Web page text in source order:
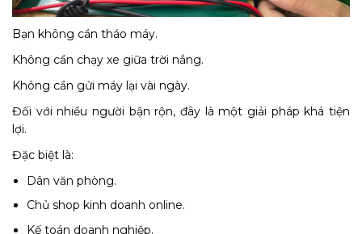
Bạn không cần tháo máy.
Không cần chạy xe giữa trời nắng.
Không cần gửi máy lại vài ngày.
Đối với nhiều người bận rộn, đây là một giải pháp khá tiện
lợi.
Đặc biệt là:
Dân văn phòng.
Chủ shop kinh doanh online.
Kế toán doanh nghiệp.